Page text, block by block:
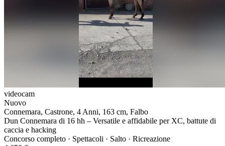
videocam
Nuovo
Connemara, Castrone, 4 Anni, 163 cm, Falbo
Dun Connemara di 16 hh – Versatile e affidabile per XC, battute di
caccia e hacking
Concorso completo · Spettacoli · Salto · Ricreazione